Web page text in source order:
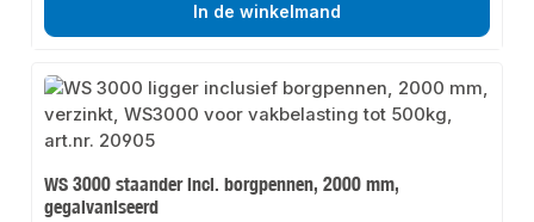
In de winkelmand
WS 3000 staander incl. borgpennen, 2000 mm,
gegalvaniseerd